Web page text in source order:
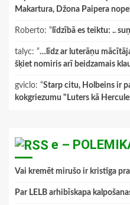
Makartura, Džona Paipera
Roberto: “ līdzībā es teiktu: ..
talyc: “…līdz ar luterāņu
šķiet nomiris arī beidzamais
gviclo: “Starp citu, Holbeins ir
kokgriezumu "Luters kā
e –
Vai kremēt mirušo ir kristīga
Par LELB arhibīskapa